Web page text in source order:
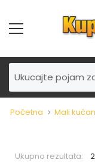
Početna Mali
Ukupno rezultata: